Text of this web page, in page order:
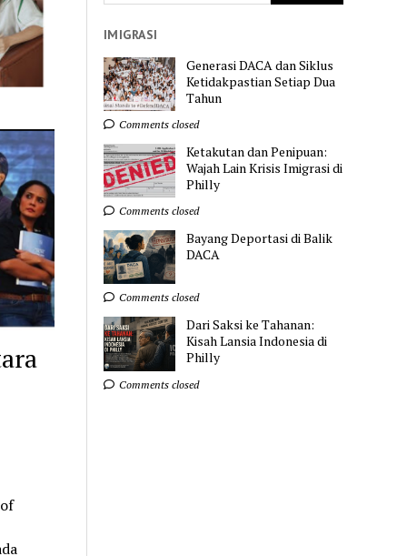
IMIGRASI
Generasi DACA dan Siklus
Ketidakpastian Setiap Dua
Tahun
Comments closed
Ketakutan dan Penipuan:
Wajah Lain Krisis Imigrasi di
Philly
Comments closed
Bayang Deportasi di Balik
DACA
Comments closed
Dari Saksi ke Tahanan:
Kisah Lansia Indonesia di
Philly
Comments closed